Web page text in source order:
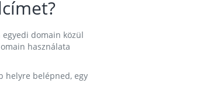
domain közül
használata
helyre belépned, egy